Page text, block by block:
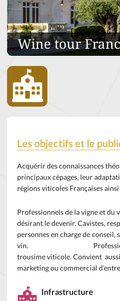
Wine tour
Les objectifs et le
Acquérir des connaissances
principaux cépages, leur
régions viticoles Françaises
Professionnels de la vigne et du
désirant le devenir. Cavistes,
personnes en charge de conseil,
vin. Professionnels
trousime viticole. Convient
marketing ou commercial
Infrastructure